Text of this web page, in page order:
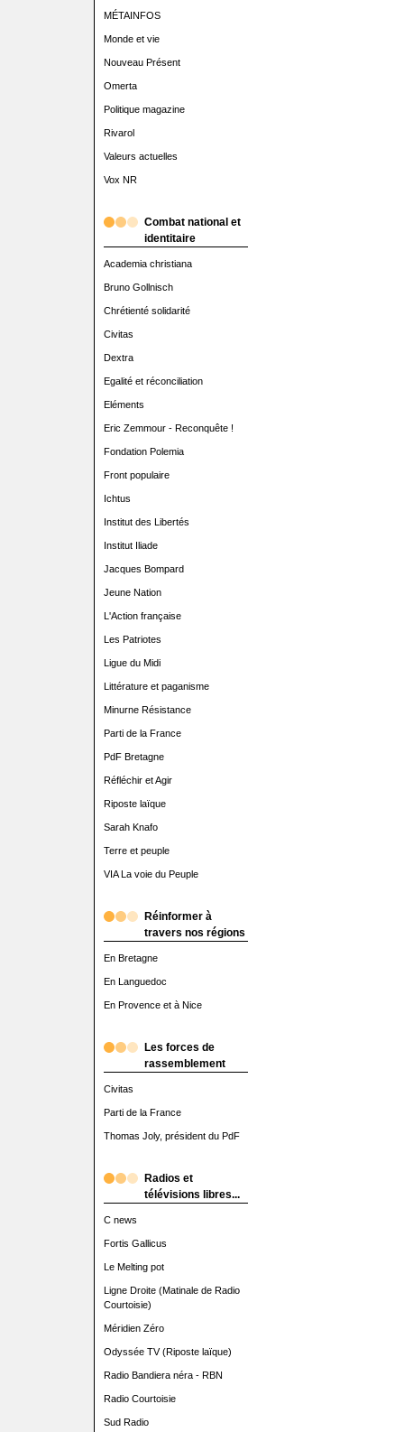
MÉTAINFOS
Monde et vie
Nouveau Présent
Omerta
Politique magazine
Rivarol
Valeurs actuelles
Vox NR
Combat national et
identitaire
Academia christiana
Bruno Gollnisch
Chrétienté solidarité
Civitas
Dextra
Egalité et réconciliation
Eléments
Eric Zemmour - Reconquête !
Fondation Polemia
Front populaire
Ichtus
Institut des Libertés
Institut Iliade
Jacques Bompard
Jeune Nation
L'Action française
Les Patriotes
Ligue du Midi
Littérature et paganisme
Minurne Résistance
Parti de la France
PdF Bretagne
Réfléchir et Agir
Riposte laïque
Sarah Knafo
Terre et peuple
VIA La voie du Peuple
Réinformer à
travers nos régions
En Bretagne
En Languedoc
En Provence et à Nice
Les forces de
rassemblement
Civitas
Parti de la France
Thomas Joly, président du PdF
Radios et
télévisions libres...
C news
Fortis Gallicus
Le Melting pot
Ligne Droite (Matinale de Radio
Courtoisie)
Méridien Zéro
Odyssée TV (Riposte laïque)
Radio Bandiera néra - RBN
Radio Courtoisie
Sud Radio